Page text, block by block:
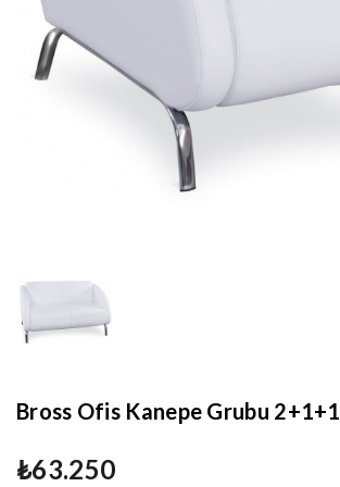
Bross Ofis Kanepe Grubu 2+1+1
₺63.250